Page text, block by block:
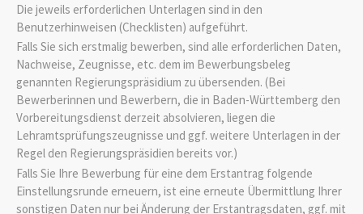
Die jeweils erforderlichen Unterlagen sind in den
Benutzerhinweisen (Checklisten) aufgeführt.
Falls Sie sich erstmalig bewerben, sind alle erforderlichen Daten,
Nachweise, Zeugnisse, etc. dem im Bewerbungsbeleg
genannten Regierungspräsidium zu übersenden. (Bei
Bewerberinnen und Bewerbern, die in Baden-Württemberg den
Vorbereitungsdienst derzeit absolvieren, liegen die
Lehramtsprüfungszeugnisse und ggf. weitere Unterlagen in der
Regel den Regierungspräsidien bereits vor.)
Falls Sie Ihre Bewerbung für eine dem Erstantrag folgende
Einstellungsrunde erneuern, ist eine erneute Übermittlung Ihrer
sonstigen Daten nur bei Änderung der Erstantragsdaten, ggf. mit